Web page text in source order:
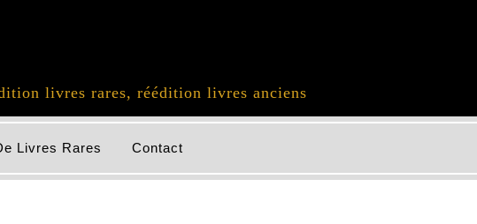
livres rares, réédition livres anciens
Livres Rares Contact